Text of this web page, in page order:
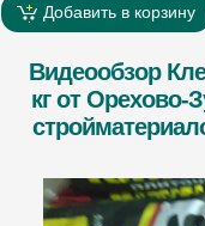
Добавить в корзину
Видеообзор
кг от Орехово-